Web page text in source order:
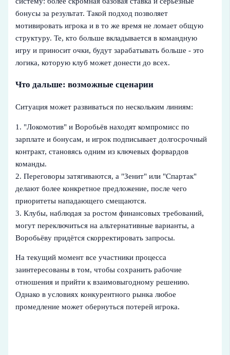
бонусы за результат. Такой подход позволяет
мотивировать игрока и в то же время не ломает общую
структуру. Те, кто больше вкладывается в командную
игру и приносит очки, будут зарабатывать больше - это
логика, которую клуб может донести до всех.
Что дальше: возможные сценарии
Ситуация может развиваться по нескольким линиям:
1. "Локомотив" и Воробьёв находят компромисс по
зарплате и бонусам, и игрок подписывает долгосрочный
контракт, становясь одним из ключевых форвардов
команды.
2. Переговоры затягиваются, а "Зенит" или "Спартак"
делают более конкретное предложение, после чего
приоритеты нападающего смещаются.
3. Клубы, наблюдая за ростом финансовых требований,
могут переключиться на альтернативные варианты, а
Воробьёву придётся скорректировать запросы.
На текущий момент все участники процесса
заинтересованы в том, чтобы сохранить рабочие
отношения и прийти к взаимовыгодному решению.
Однако в условиях конкурентного рынка любое
промедление может обернуться потерей игрока.